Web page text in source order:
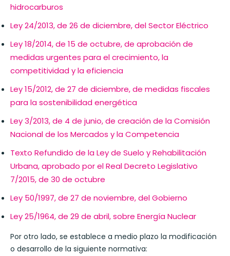
hidrocarburos
Ley 24/2013, de 26 de diciembre, del Sector Eléctrico
Ley 18/2014, de 15 de octubre, de aprobación de
medidas urgentes para el crecimiento, la
competitividad y la eficiencia
Ley 15/2012, de 27 de diciembre, de medidas fiscales
para la sostenibilidad energética
Ley 3/2013, de 4 de junio, de creación de la Comisión
Nacional de los Mercados y la Competencia
Texto Refundido de la Ley de Suelo y Rehabilitación
Urbana, aprobado por el Real Decreto Legislativo
7/2015, de 30 de octubre
Ley 50/1997, de 27 de noviembre, del Gobierno
Ley 25/1964, de 29 de abril, sobre Energía Nuclear
Por otro lado, se establece a medio plazo la modificación
o desarrollo de la siguiente normativa: